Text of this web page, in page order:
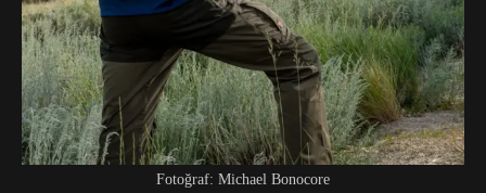
Fotoğraf: Michael Bonocore